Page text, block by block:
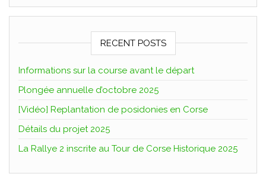
RECENT POSTS
Informations sur la course avant le départ
Plongée annuelle d’octobre 2025
[Vidéo] Replantation de posidonies en Corse
Détails du projet 2025
La Rallye 2 inscrite au Tour de Corse Historique 2025